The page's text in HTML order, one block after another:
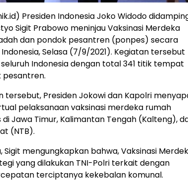
Presiden Indonesia Joko Widodo
Sigit Prabowo meninjau Vaksinasi Merdeka
dan pondok pesantren (ponpes) secara
Selasa (7/9/2021). Kegiatan tersebut
Indonesia dengan total 341 titik tempat
pesantren.
tersebut, Presiden Jokowi dan Kapolri
pelaksanaan vaksinasi merdeka rumah
Jawa Timur, Kalimantan Tengah (Kalteng),
(NTB).
Sigit mengungkapkan bahwa, Vaksinasi
yang dilakukan TNI-Polri terkait dengan
terciptanya kekebalan komunal.